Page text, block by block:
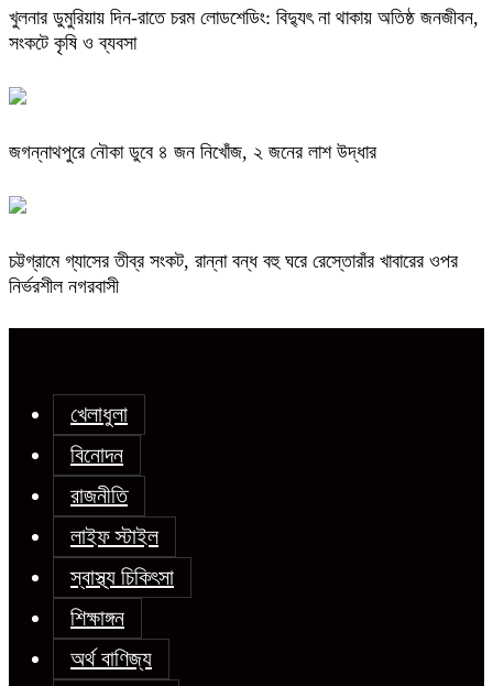
খুলনার ডুমুরিয়ায় দিন-রাতে চরম লোডশেডিং: বিদ্যুৎ না থাকায় অতিষ্ঠ জনজীবন,
সংকটে কৃষি ও ব্যবসা
জগন্নাথপুরে নৌকা ডুবে ৪ জন নিখোঁজ, ২ জনের লাশ উদ্ধার
চট্টগ্রামে গ্যাসের তীব্র সংকট, রান্না বন্ধ বহু ঘরে রেস্তোরাঁর খাবারের ওপর
নির্ভরশীল নগরবাসী
খেলাধুলা
বিনোদন
রাজনীতি
লাইফ স্টাইল
স্বাস্থ্য চিকিৎসা
শিক্ষাঙ্গন
অর্থ বাণিজ্য